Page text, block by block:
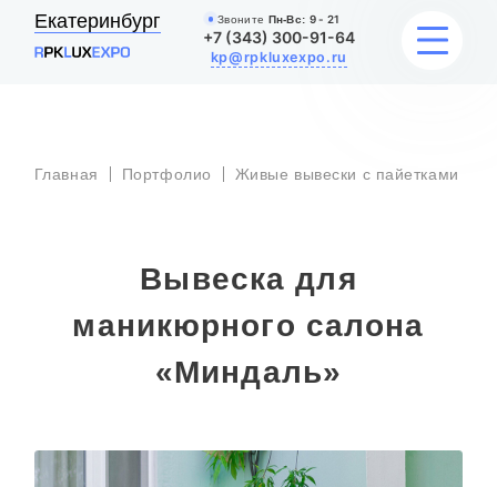
Екатеринбург Звоните Пн-Вс: 9 - 21
+7 (343) 300-91-64
kp@rpkluxexpo.ru
УСЛУГИ
БЛОГ
О КОМПАНИИ
Главная Портфолио Живые вывески с пайетками
Вывеска для
маникюрного салона
«Миндаль»